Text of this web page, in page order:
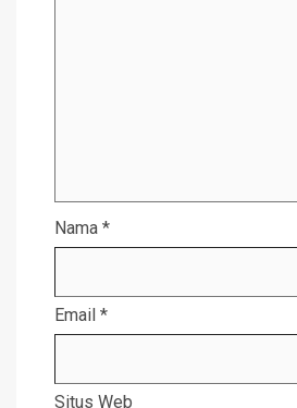
Nama *
Email *
Situs Web